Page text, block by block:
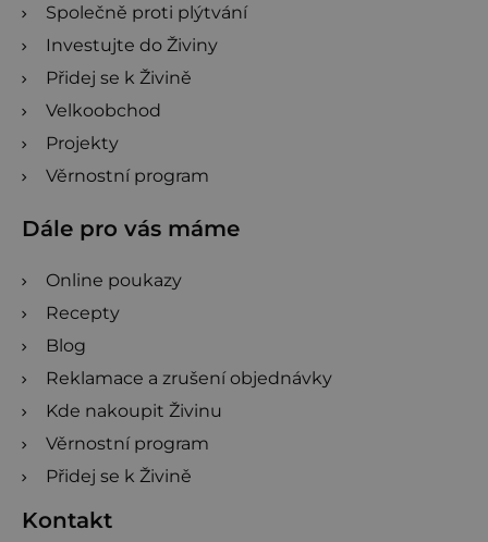
Společně proti plýtvání
Investujte do Živiny
Přidej se k Živině
Velkoobchod
Projekty
Věrnostní program
Dále pro vás máme
Online poukazy
Recepty
Blog
Reklamace a zrušení objednávky
Kde nakoupit Živinu
Věrnostní program
Přidej se k Živině
Kontakt